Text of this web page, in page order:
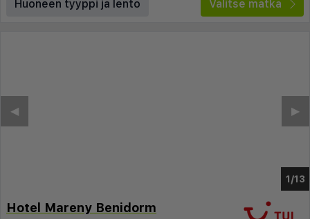
Huoneen tyyppi ja lento Valitse matka
1/6
▶︎
◀︎
Hotel Mareny Benidorm